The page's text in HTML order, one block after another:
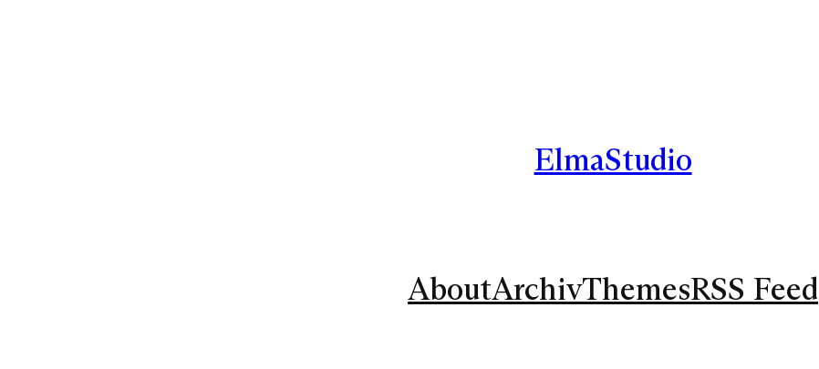
ElmaStudio
AboutArchivThemesRSS Feed